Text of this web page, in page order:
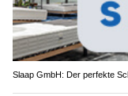
Slaap GmbH: Der perfekte